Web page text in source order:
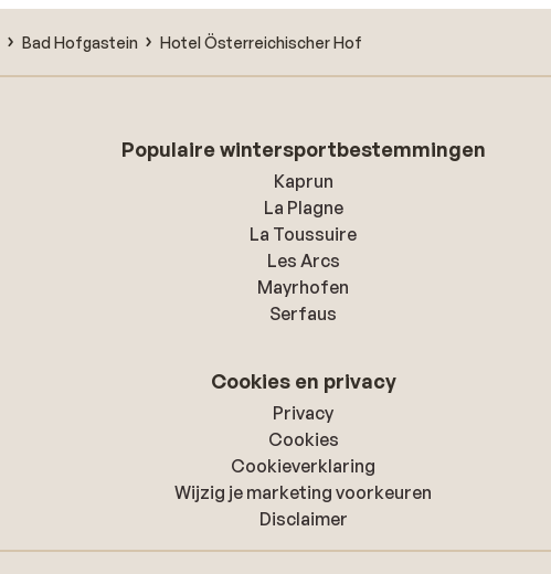
Bad Hofgastein Hotel Österreichischer Hof
Populaire wintersportbestemmingen
Kaprun
La Plagne
La Toussuire
Les Arcs
Mayrhofen
Serfaus
Cookies en privacy
Privacy
Cookies
Cookieverklaring
Wijzig je marketing voorkeuren
Disclaimer